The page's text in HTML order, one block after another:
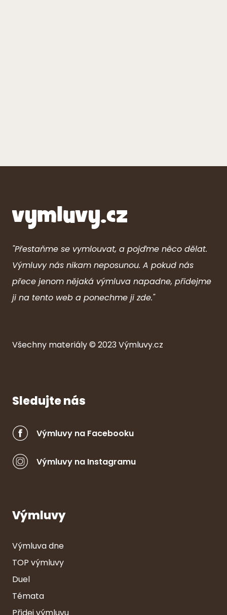
"Přestaňme se vymlouvat, a pojďme něco dělat.
Výmluvy nás nikam neposunou. A pokud nás
přece jenom nějaká výmluva napadne, přidejme
ji na tento web a ponechme ji zde."
Všechny materiály © 2023Výmluvy.cz
Sledujte nás
Výmluvy na Facebooku
Výmluvy na Instagramu
Výmluvy
Výmluva dne
TOP výmluvy
Duel
Témata